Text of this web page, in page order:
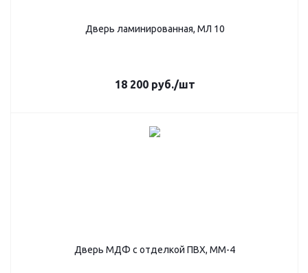
Дверь ламинированная, МЛ 10
18 200руб./шт
Дверь МДФ с отделкой ПВХ, ММ-4